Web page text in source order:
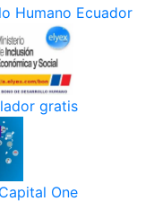
Humano Ecuador
gratis
One